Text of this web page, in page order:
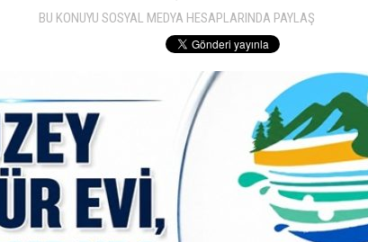
BU KONUYU SOSYAL MEDYA HESAPLARINDA PAYLAŞ